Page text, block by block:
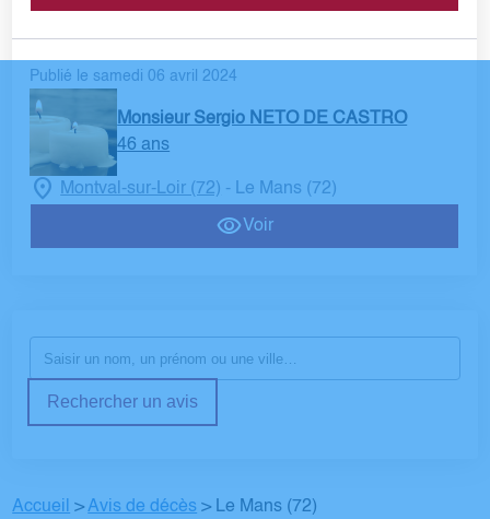
Publié le samedi 06 avril 2024
Monsieur Sergio NETO DE CASTRO
46 ans
Montval-sur-Loir (72) - Le Mans (72)
Voir
Rechercher un avis
Accueil >Avis de décès > Le Mans (72)